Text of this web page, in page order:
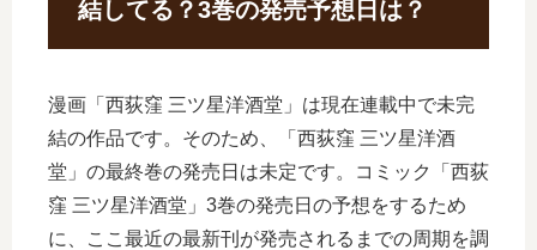
結してる？3巻の発売予想日は？
漫画「西荻窪 三ツ星洋酒堂」は現在連載中で未完
結の作品です。そのため、「西荻窪 三ツ星洋酒
堂」の最終巻の発売日は未定です。コミック「西荻
窪 三ツ星洋酒堂」3巻の発売日の予想をするため
に、ここ最近の最新刊が発売されるまでの周期を調